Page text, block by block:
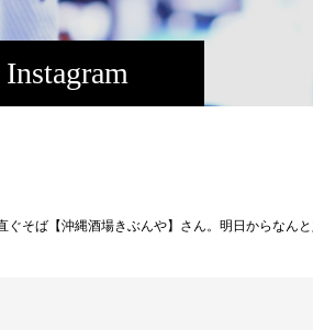
Instagram
です！！！売り切れ必至！美味い飯で沖縄を元気にしたいきぶんー明日金曜日〜START11:00〜20:00迄！皆さん明日か